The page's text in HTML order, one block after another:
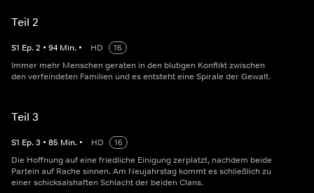
Teil 2
S1 Ep.2 • 94 Min. • HD
16
Immer mehr Menschen geraten in den blutigen Konflikt zwischen
den verfeindeten Familien und es entsteht eine Spirale der Gewalt.
Teil 3
S1 Ep.3 • 85 Min. • HD
16
Die Hoffnung auf eine friedliche Einigung zerplatzt, nachdem beide
Partein auf Rache sinnen. Am Neujahrstag kommt es schließlich zu
einer schicksalshaften Schlacht der beiden Clans.